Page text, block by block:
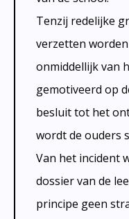
Tenzij redelijke
verzetten
onmiddellijk van
gemotiveerd op
besluit tot het
wordt de ouders
Van het incident
dossier van de
principe geen